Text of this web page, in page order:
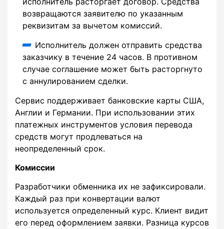
возвращаются заявителю по указанным
реквизитам за вычетом комиссий.
Исполнитель должен отправить средства
заказчику в течение 24 часов. В противном
случае соглашение может быть расторгнуто
с аннулированием сделки.
Сервис поддерживает банковские карты США,
Англии и Германии. При использовании этих
платежных инструментов условия перевода
средств могут продлеваться на
неопределенный срок.
Комиссии
Разработчики обменника их не зафиксировали.
Каждый раз при конвертации валют
используется определенный курс. Клиент видит
его перед оформлением заявки. Разница курсов